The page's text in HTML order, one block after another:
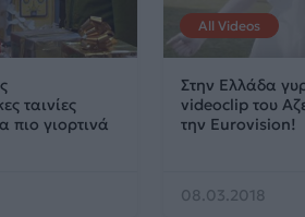
ταινίες
πιο γιορτινά
All Videos
Στην Ελλάδα
videoclip του
την Eurovision!
08.03.2018